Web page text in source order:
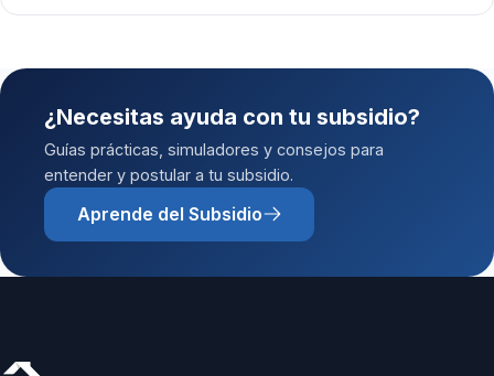
¿Necesitas ayuda con tu subsidio?
Guías prácticas, simuladores y consejos para
entender y postular a tu subsidio.
Aprende del Subsidio